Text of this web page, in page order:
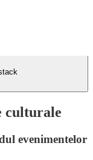
culturale
evenimentelor